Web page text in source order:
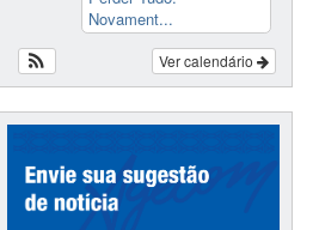
Novament...
Ver calendário